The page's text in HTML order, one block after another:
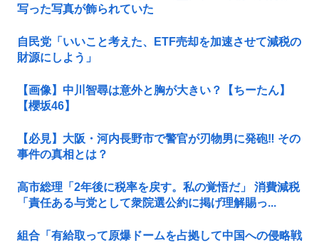
写った写真が飾られていた
自民党「いいこと考えた、ETF売却を加速させて減税の
財源にしよう」
【画像】中川智尋は意外と胸が大きい？【ちーたん】
【櫻坂46】
【必見】大阪・河内長野市で警官が刃物男に発砲‼ その
事件の真相とは？
高市総理「2年後に税率を戻す。私の覚悟だ」 消費減税
「責任ある与党として衆院選公約に掲げ理解賜っ...
組合「有給取って原爆ドームを占拠して中国への侵略戦